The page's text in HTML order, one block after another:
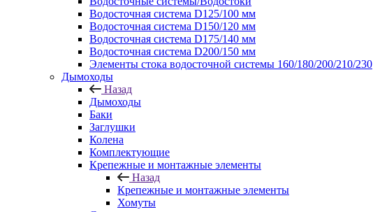
Водосточная система D125/100 мм
Водосточная система D150/120 мм
Водосточная система D175/140 мм
Водосточная система D200/150 мм
Элементы стока водосточной системы 160/180/200/210/230
Дымоходы
Назад
Дымоходы
Баки
Заглушки
Колена
Комплектующие
Крепежные и монтажные элементы
Назад
Крепежные и монтажные элементы
Хомуты